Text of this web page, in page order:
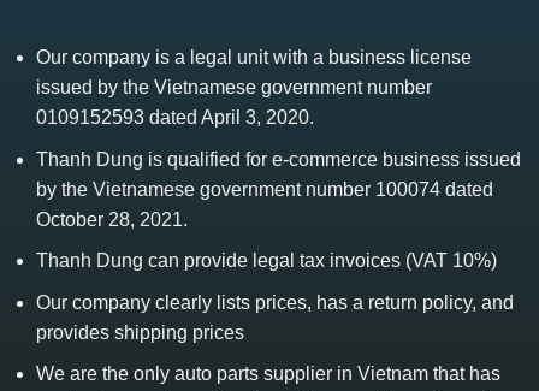
Our company is a legal unit with a business license
issued by the Vietnamese government number
0109152593 dated April 3, 2020.
Thanh Dung is qualified for e-commerce business issued
by the Vietnamese government number 100074 dated
October 28, 2021.
Thanh Dung can provide legal tax invoices (VAT 10%)
Our company clearly lists prices, has a return policy, and
provides shipping prices
We are the only auto parts supplier in Vietnam that has